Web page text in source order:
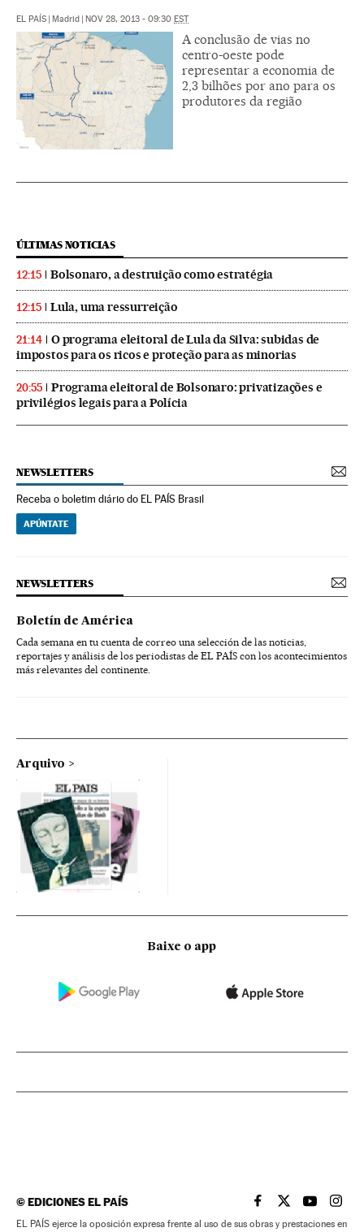
EL PAÍS Madrid NOV 28, 2013 - 09:30 EST
A conclusão de vias no
centro-oeste pode
representar a economia de
2,3 bilhões por ano para os
produtores da região
ÚLTIMAS NOTICIAS
12:15 Bolsonaro, a destruição como estratégia
12:15 Lula, uma ressurreição
21:14
O programa eleitoral de Lula da Silva: subidas de
impostos para os ricos e proteção para as minorias
20:55
Programa eleitoral de Bolsonaro: privatizações e
privilégios legais para a Polícia
NEWSLETTERS
Receba o boletim diário do EL PAÍS Brasil
APÚNTATE
NEWSLETTERS
Boletín de América
Cada semana en tu cuenta de correo una selección de las noticias,
reportajes y análisis de los periodistas de EL PAÍS con los acontecimientos
más relevantes del continente.
Arquivo
Baixe o app
©EDICIONES EL PAÍS EL PAÍS BRASIL EN
EL PAÍSEL PAÍS
EL
EL PAÍS ejerce la oposición expresa frente al uso de sus obras y prestaciones en